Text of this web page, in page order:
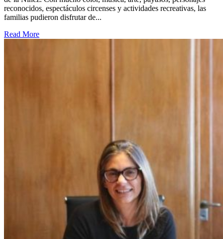
reconocidos, espectáculos circenses y actividades recreativas, las
familias pudieron disfrutar de...
Read More